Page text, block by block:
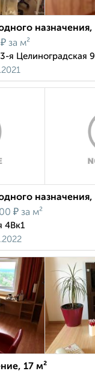
назначения,
₽ за м²
я Целиноградская 9
назначения,
₽ за м²
4Вк1
17 м²